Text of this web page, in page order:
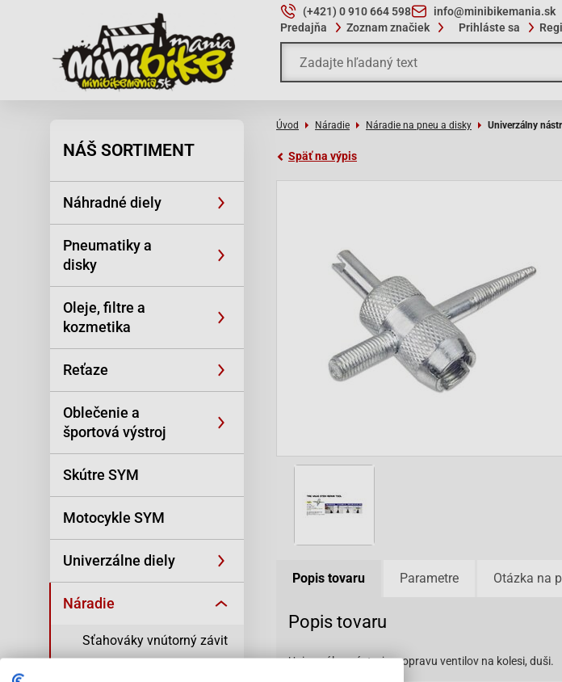
(+421) 0 910 664 598
info@minibikemania.sk
Predajňa
Zoznam značiek Prihláste sa
NÁŠ SORTIMENT
Náhradné diely
Pneumatiky a
disky
Oleje, filtre a
kozmetika
Reťaze
Oblečenie a
športová výstroj
Skútre SYM
Motocykle SYM
Univerzálne diely
Náradie
Sťahováky vnútorný závit
Úvod Náradie Náradie na pneu a disky Univerzálny
Späť na výpis
Popis tovaru Parametre Otázka na
Popis tovaru
Univerzálny nástroj na opravu ventilov na kolesi, duši.